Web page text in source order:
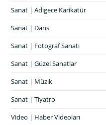
Sanat | Adigece Karikatür
Sanat | Dans
Sanat | Fotograf Sanatı
Sanat | Güzel Sanatlar
Sanat | Müzik
Sanat | Tiyatro
Video | Haber Videoları